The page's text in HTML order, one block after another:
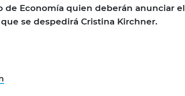
de Economía quien deberán anunciar el
se despedirá Cristina Kirchner.